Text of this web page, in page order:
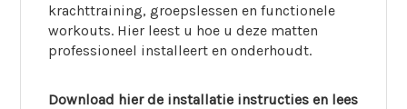
krachttraining, groepslessen en functionele
workouts. Hier leest u hoe u deze matten
professioneel installeert en onderhoudt.
Download hier de installatie instructies en lees